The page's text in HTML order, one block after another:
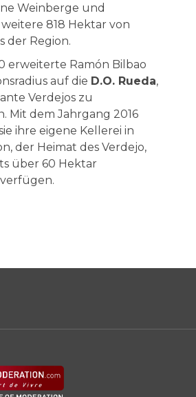
Weinberge und
818 Hektar von
der Region.
erweiterte Ramón Bilbao
auf die D.O. Rueda,
Verdejos zu
Mit dem Jahrgang 2016
ihre eigene Kellerei in
der Heimat des Verdejo,
über 60 Hektar